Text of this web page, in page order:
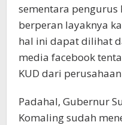
sementara pengurus
berperan layaknya
hal ini dapat dilihat
media facebook
KUD dari
Padahal, Gubernur
Komaling sudah